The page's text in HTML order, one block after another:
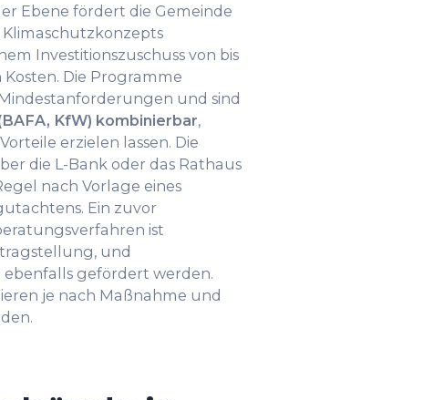
Ebene fördert die Gemeinde
Klimaschutzkonzepts
Investitionszuschuss von bis
Die Programme
und sind
KfW) kombinierbar,
erzielen lassen. Die
die L-Bank oder das Rathaus
nach Vorlage eines
Ein zuvor
ist
und
gefördert werden.
je nach Maßnahme und